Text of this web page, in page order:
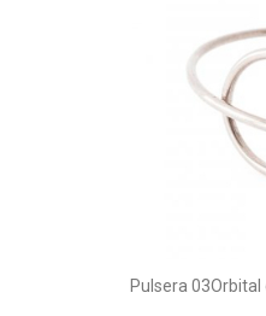
Pulsera